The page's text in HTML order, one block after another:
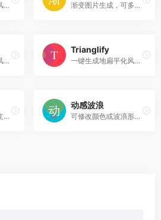
一键生成多种动感风格的背景，做PPT的时候很实用。 渐变图片生成，可多种颜色搭配。
轻松简单生成渐变风格的图片。
Trianglify
一键生成地扁平化风格的背景图，可选择不同的颜色搭配。
有多种图案选择，支持微调。
动感波浪
可修改颜色或波浪形状。